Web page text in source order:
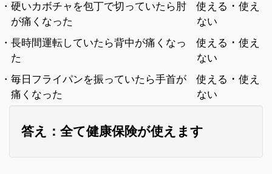
・硬いカボチャを包丁で切っていたら肘
が痛くなった
使える ･ 使え
ない
・長時間運転していたら背中が痛くなっ
た
使える ･ 使え
ない
・毎日フライパンを振っていたら手首が
痛くなった
使える ･ 使え
ない
答え：全て健康保険が使えます